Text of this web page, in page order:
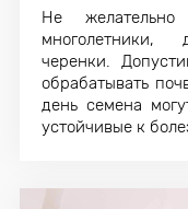
Не желательно
многолетники,
черенки.
обрабатывать
день семена
устойчивые к